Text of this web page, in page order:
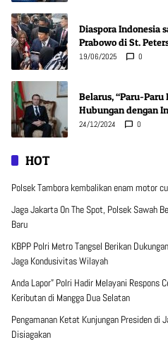
Diaspora Indonesia
Prabowo di St.
19/06/2025 0
Belarus, “Paru-
Hubungan dengan
24/12/2024 0
HOT
Polsek Tambora kembalikan enam motor
Jaga Jakarta On The Spot, Polsek Sawah
Baru
KBPP Polri Metro Tangsel Berikan
Jaga Kondusivitas Wilayah
Anda Lapor” Polri Hadir Melayani Respons
Keributan di Mangga Dua Selatan
Pengamanan Ketat Kunjungan Presiden di
Disiagakan